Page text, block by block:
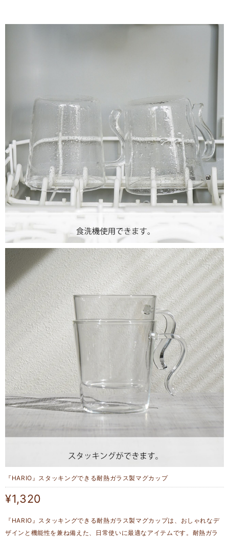
『HARIO』スタッキングできる耐熱ガラス製マグカップ
¥1,320
『HARIO』スタッキングできる耐熱ガラス製マグカップは、おしゃれなデ
ザインと機能性を兼ね備えた、日常使いに最適なアイテムです。耐熱ガラ